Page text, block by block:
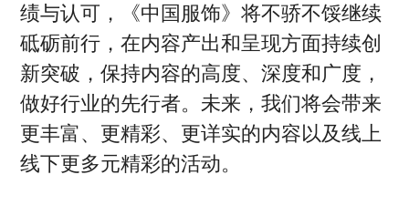
绩与认可，《中国服饰》将不骄不馁继续
砥砺前行，在内容产出和呈现方面持续创
新突破，保持内容的高度、深度和广度，
做好行业的先行者。未来，我们将会带来
更丰富、更精彩、更详实的内容以及线上
线下更多元精彩的活动。